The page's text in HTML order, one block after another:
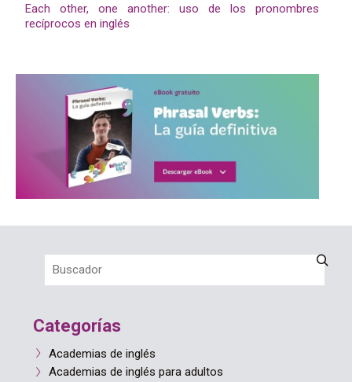
Each other, one another: uso de los pronombres
recíprocos en inglés
Categorías
Academias de inglés
Academias de inglés para adultos